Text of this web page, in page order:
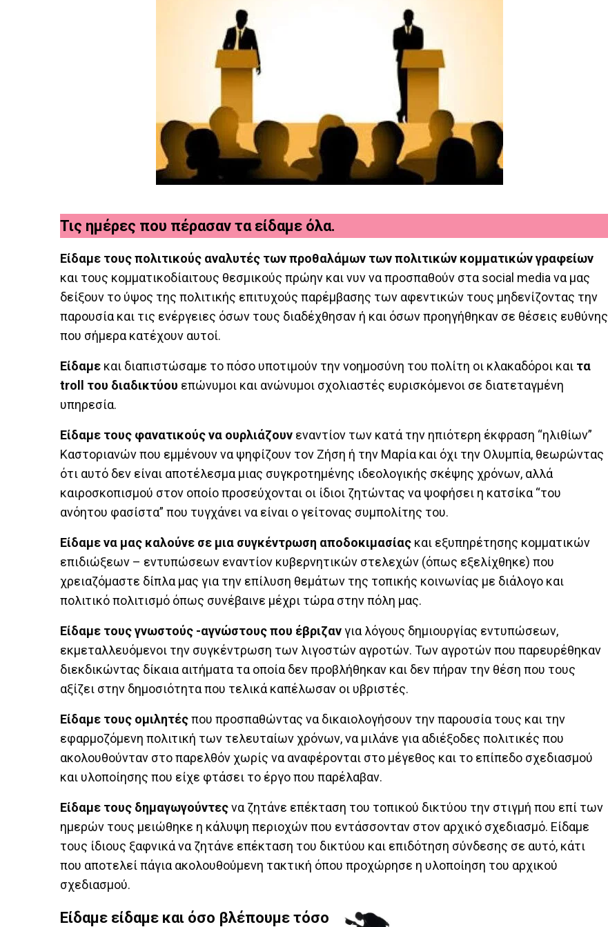
Τις ημέρες που πέρασαν τα είδαμε όλα.
Είδαμε τους πολιτικούς αναλυτές των προθαλάμων των πολιτικών κομματικών γραφείων
και τους κομματικοδίαιτους θεσμικούς πρώην και νυν να προσπαθούν στα social media να μας
δείξουν το ύψος της πολιτικής επιτυχούς παρέμβασης των αφεντικών τους μηδενίζοντας την
παρουσία και τις ενέργειες όσων τους διαδέχθησαν ή και όσων προηγήθηκαν σε θέσεις ευθύνης
που σήμερα κατέχουν αυτοί.
Είδαμε και διαπιστώσαμε το πόσο υποτιμούν την νοημοσύνη του πολίτη οι κλακαδόροι και τα
troll του διαδικτύου επώνυμοι και ανώνυμοι σχολιαστές ευρισκόμενοι σε διατεταγμένη
υπηρεσία.
Είδαμε τους φανατικούς να ουρλιάζουν εναντίον των κατά την ηπιότερη έκφραση “ηλιθίων”
Καστοριανών που εμμένουν να ψηφίζουν τον Ζήση ή την Μαρία και όχι την Ολυμπία, θεωρώντας
ότι αυτό δεν είναι αποτέλεσμα μιας συγκροτημένης ιδεολογικής σκέψης χρόνων, αλλά
καιροσκοπισμού στον οποίο προσεύχονται οι ίδιοι ζητώντας να ψοφήσει η κατσίκα “του
ανόητου φασίστα” που τυγχάνει να είναι ο γείτονας συμπολίτης του.
Είδαμε να μας καλούνε σε μια συγκέντρωση αποδοκιμασίας και εξυπηρέτησης κομματικών
επιδιώξεων – εντυπώσεων εναντίον κυβερνητικών στελεχών (όπως εξελίχθηκε) που
χρειαζόμαστε δίπλα μας για την επίλυση θεμάτων της τοπικής κοινωνίας με διάλογο και
πολιτικό πολιτισμό όπως συνέβαινε μέχρι τώρα στην πόλη μας.
Είδαμε τους γνωστούς -αγνώστους που έβριζανγια λόγους δημιουργίας εντυπώσεων,
εκμεταλλευόμενοι την συγκέντρωση των λιγοστών αγροτών. Των αγροτών που παρευρέθηκαν
διεκδικώντας δίκαια αιτήματα τα οποία δεν προβλήθηκαν και δεν πήραν την θέση που τους
αξίζει στην δημοσιότητα που τελικά καπέλωσαν οι υβριστές.
Είδαμε τους ομιλητέςπου προσπαθώντας να δικαιολογήσουν την παρουσία τους και την
εφαρμοζόμενη πολιτική των τελευταίων χρόνων, να μιλάνε για αδιέξοδες πολιτικές που
ακολουθούνταν στο παρελθόν χωρίς να αναφέρονται στο μέγεθος και το επίπεδο σχεδιασμού
και υλοποίησης που είχε φτάσει το έργο που παρέλαβαν.
Είδαμε τους δημαγωγούντεςνα ζητάνε επέκταση του τοπικού δικτύου την στιγμή που επί των
ημερών τους μειώθηκε η κάλυψη περιοχών που εντάσσονταν στον αρχικό σχεδιασμό. Είδαμε
τους ίδιους ξαφνικά να ζητάνε επέκταση του δικτύου και επιδότηση σύνδεσης σε αυτό, κάτι
που αποτελεί πάγια ακολουθούμενη τακτική όπου προχώρησε η υλοποίηση του αρχικού
σχεδιασμού.
Είδαμε είδαμε και όσο βλέπουμε τόσο